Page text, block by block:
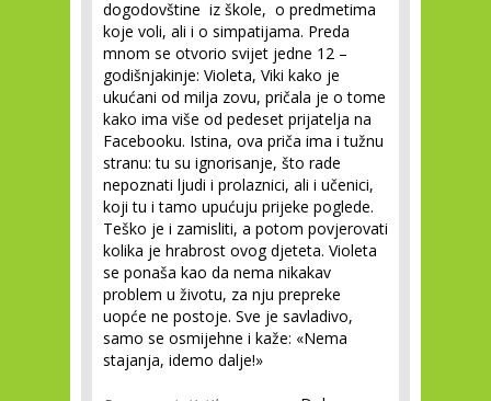
dogodovštine iz škole, o predmetima
koje voli, ali i o simpatijama. Preda
mnom se otvorio svijet jedne 12 –
godišnjakinje: Violeta, Viki kako je
ukućani od milja zovu, pričala je o tome
kako ima više od pedeset prijatelja na
Facebooku. Istina, ova priča ima i tužnu
stranu: tu su ignorisanje, što rade
nepoznati ljudi i prolaznici, ali i učenici,
koji tu i tamo upućuju prijeke poglede.
Teško je i zamisliti, a potom povjerovati
kolika je hrabrost ovog djeteta. Violeta
se ponaša kao da nema nikakav
problem u životu, za nju prepreke
uopće ne postoje. Sve je savladivo,
samo se osmijehne i kaže: «Nema
stajanja, idemo dalje!»